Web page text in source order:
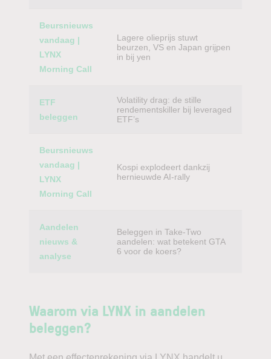
Beursnieuws
vandaag |
LYNX
Morning Call
Lagere olieprijs stuwt
beurzen, VS en Japan grijpen
in bij yen
ETF
beleggen
Volatility drag: de stille
rendementskiller bij leveraged
ETF’s
Beursnieuws
vandaag |
LYNX
Morning Call
Kospi explodeert dankzij
hernieuwde AI-rally
Aandelen
nieuws &
analyse
Beleggen in Take-Two
aandelen: wat betekent GTA
6 voor de koers?
Waarom via LYNX in aandelen
beleggen?